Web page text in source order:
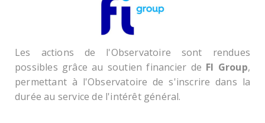
Les actions de l'Observatoire sont rendues
possibles grâce au soutien financier de FI Group,
permettant à l'Observatoire de s'inscrire dans la
durée au service de l'intérêt général.